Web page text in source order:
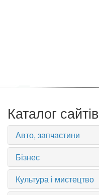
Каталог сайтів
Авто, запчастини
Бізнес
Культура і мистецтво